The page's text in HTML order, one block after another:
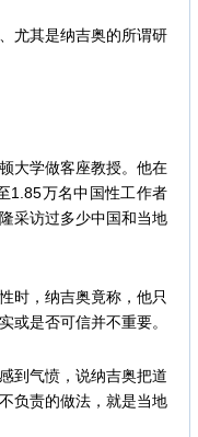
其是纳吉奥的所谓研
学做客座教授。他在
1.85万名中国性工作者
采访过多少中国和当地
，纳吉奥竟称，他只
或是否可信并不重要。
气愤，说纳吉奥把道
负责的做法，就是当地